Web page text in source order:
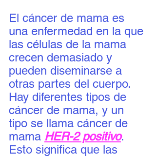
El cáncer de mama es
una enfermedad en la que
las células de la mama
crecen demasiado y
pueden diseminarse a
otras partes del cuerpo.
Hay diferentes tipos de
cáncer de mama, y ​​un
tipo se llama cáncer de
mama HER-2 positivo.
Esto significa que las